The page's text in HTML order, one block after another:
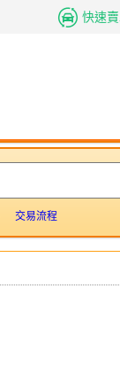
快速
交易流程